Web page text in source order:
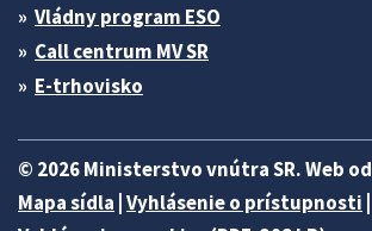
Vládny program ESO
Call centrum MV SR
E-trhovisko
© 2026 Ministerstvo vnútra SR. Web od
Mapa sídla Vyhlásenie o prístupnosti